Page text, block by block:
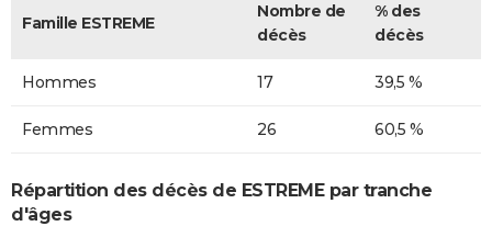
Famille ESTREME
Nombre de
décès
% des
décès
Hommes 17 39,5 %
Femmes 26 60,5 %
Répartition des décès de ESTREME par tranche
d'âges